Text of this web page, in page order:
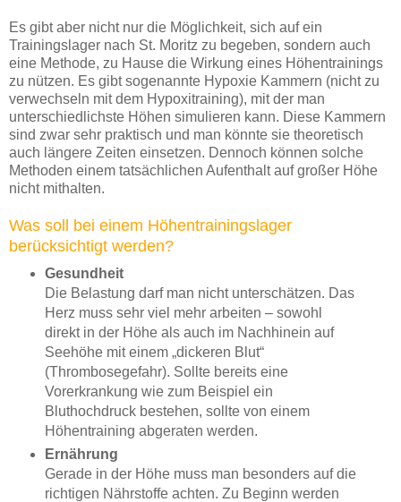
Es gibt aber nicht nur die Möglichkeit, sich auf ein
Trainingslager nach St. Moritz zu begeben, sondern auch
eine Methode, zu Hause die Wirkung eines Höhentrainings
zu nützen. Es gibt sogenannte Hypoxie Kammern (nicht zu
verwechseln mit dem Hypoxitraining), mit der man
unterschiedlichste Höhen simulieren kann. Diese Kammern
sind zwar sehr praktisch und man könnte sie theoretisch
auch längere Zeiten einsetzen. Dennoch können solche
Methoden einem tatsächlichen Aufenthalt auf großer Höhe
nicht mithalten.
Was soll bei einem Höhentrainingslager
berücksichtigt werden?
Gesundheit
Die Belastung darf man nicht unterschätzen. Das
Herz muss sehr viel mehr arbeiten – sowohl
direkt in der Höhe als auch im Nachhinein auf
Seehöhe mit einem „dickeren Blut“
(Thrombosegefahr). Sollte bereits eine
Vorerkrankung wie zum Beispiel ein
Bluthochdruck bestehen, sollte von einem
Höhentraining abgeraten werden.
Ernährung
Gerade in der Höhe muss man besonders auf die
richtigen Nährstoffe achten. Zu Beginn werden